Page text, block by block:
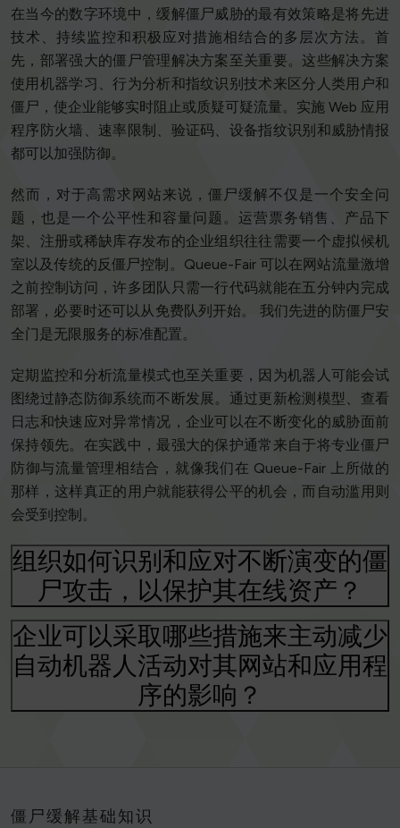
在当今的数字环境中，缓解僵尸威胁的最有效策略是将先进
技术、持续监控和积极应对措施相结合的多层次方法。首
先，部署强大的僵尸管理解决方案至关重要。这些解决方案
使用机器学习、行为分析和指纹识别技术来区分人类用户和
僵尸，使企业能够实时阻止或质疑可疑流量。实施 Web 应用
程序防火墙、速率限制、验证码、设备指纹识别和威胁情报
都可以加强防御。
然而，对于高需求网站来说，僵尸缓解不仅是一个安全问
题，也是一个公平性和容量问题。运营票务销售、产品下
架、注册或稀缺库存发布的企业组织往往需要一个虚拟候机
室以及传统的反僵尸控制。Queue-Fair 可以在网站流量激增
之前控制访问，许多团队只需一行代码就能在五分钟内完成
部署，必要时还可以从免费队列开始。 我们先进的防僵尸安
全门是无限服务的标准配置。
定期监控和分析流量模式也至关重要，因为机器人可能会试
图绕过静态防御系统而不断发展。通过更新检测模型、查看
日志和快速应对异常情况，企业可以在不断变化的威胁面前
保持领先。在实践中，最强大的保护通常来自于将专业僵尸
防御与流量管理相结合，就像我们在 Queue-Fair 上所做的
那样，这样真正的用户就能获得公平的机会，而自动滥用则
会受到控制。
组织如何识别和应对不断演变的僵
尸攻击，以保护其在线资产？
企业可以采取哪些措施来主动减少
自动机器人活动对其网站和应用程
序的影响？
僵尸缓解基础知识